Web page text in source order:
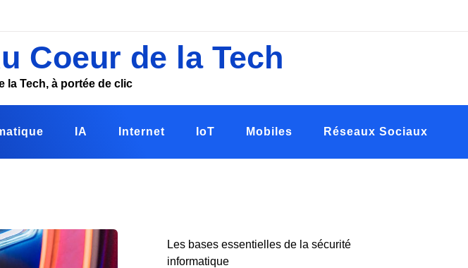
Coeur de la Tech
la Tech, à portée de clic
IA Internet IoT Mobiles Réseaux Sociaux
Les bases essentielles de la sécurité
informatique